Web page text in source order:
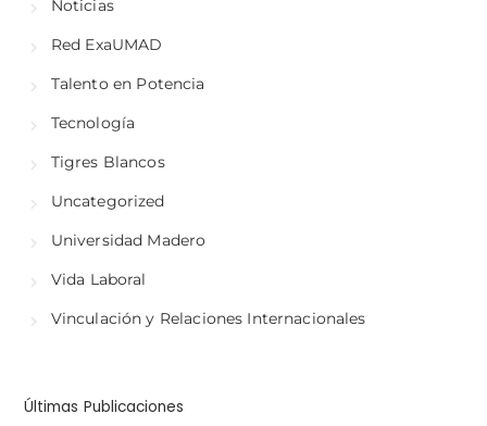
Noticias
Red ExaUMAD
Talento en Potencia
Tecnología
Tigres Blancos
Uncategorized
Universidad Madero
Vida Laboral
Vinculación y Relaciones Internacionales
Últimas Publicaciones